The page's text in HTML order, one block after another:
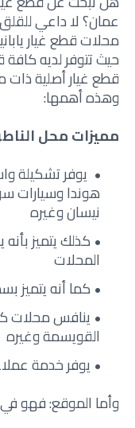
عمان؟ لا داعي
محلات قطع غيار
حيث تتوفر لديه كافة
قطع غيار أصلية ذات
وهذه أهمها:
مميزات محل
يوفر تشكيلة
هوندا وسيارات
نيسان وغيره
كذلك يتميز
المحلات
كما أنه
ينافس محلات
القويسمة وغيره
يوفر خدمة
وأما الموقع: فهو